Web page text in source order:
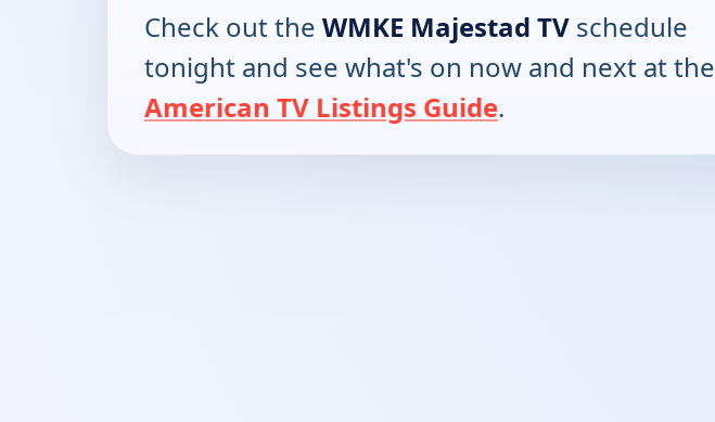
Check out the WMKE Majestad TV schedule
tonight and see what's on now and next at the
American TV Listings Guide.